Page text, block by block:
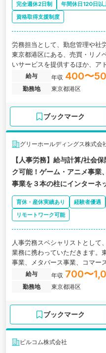
完全週休2日制 年間休日120日以
資格取得支援制度
労務担当として、勤怠管理や社
東京都港区にある、売買・リノ
いサービスを提供するほか、ア
タルマーケティング事業も展開
給与 年収 400〜
勤務地
東京都港区
ブックマーク
グリーホールディングス株式会
【人事労務】給与計算/社会
ク可能！ゲーム・アニメ事業
事業を３本の柱にインターネ
育休・産休実績あり 経験者優遇
リモートワーク可能
人事労務スペシャリストとして
業務に携わっていただきます。
事業、メタバース事業、コマー
ット業界を牽引するプライム上
給与 年収 700〜
勤務地
東京都港区
ブックマーク
ビルコム株式会社